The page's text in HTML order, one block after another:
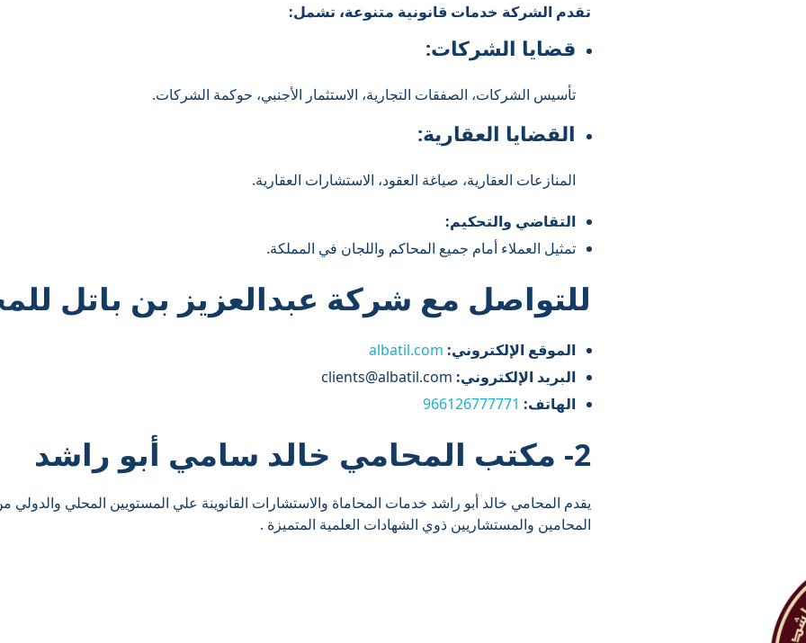
تقدم الشركة خدمات قانونية متنوعة، تشمل:
قضايا الشركات:
تأسيس الشركات، الصفقات التجارية، الاستثمار الأجنبي، حوكمة الشركات.
القضايا العقارية:
المنازعات العقارية، صياغة العقود، الاستشارات العقارية.
التقاضي والتحكيم:
تمثيل العملاء أمام جميع المحاكم واللجان في المملكة.
للتواصل مع شركة عبدالعزيز بن باتل
الموقع الإلكتروني: albatil.com
البريد الإلكتروني:
الهاتف: 966126777771
2- مكتب المحامي خالد سامي أبو راشد
يقدم المحامي خالد أبو راشد خدمات المحاماة والاستشارات القانوينة علي المستويين المحلي
المحامين والمستشاريين ذوي الشهادات العلمية المتميزة .